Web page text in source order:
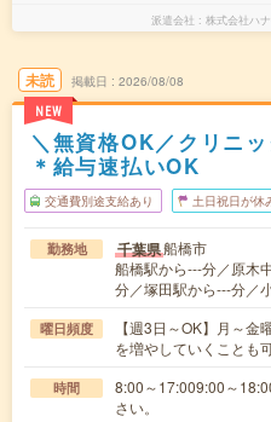
派遣会社 株式会社ハ
未読
NEW
掲載日 2026/08/08
＼無資格OK／クリニ
＊給与速払いOK
交通費別途支給あり 土日祝日が休
勤務地 千葉県船橋市
船橋駅から---分／原木
分／塚田駅から---分／
曜日頻度
【週3日～OK】月～
を増やしていくことも
時間
8:00～17:009:00～
さい。